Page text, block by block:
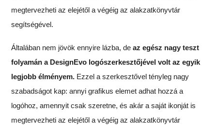
megtervezheti az elejétől a végéig az alakzatkönyvtár
segítségével.
Általában nem jövök ennyire lázba, de az egész nagy teszt
folyamán a DesignEvo logószerkesztőjével volt az egyik
legjobb élményem. Ezzel a szerkesztővel tényleg nagy
szabadságot kap: annyi grafikus elemet adhat hozzá a
logóhoz, amennyit csak szeretne, és akár a saját ikonját is
megtervezheti az elejétől a végéig az alakzatkönyvtár